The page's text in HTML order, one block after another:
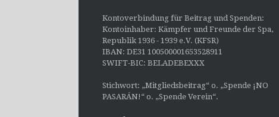
Kontoverbindung für Beitrag und Spenden:
Kontoinhaber: Kämpfer und Freunde der Spa,
Republik 1936 - 1939 e.V. (KFSR)
IBAN: DE31 100500001653528911
SWIFT-BIC: BELADEBEXXX
Stichwort: „Mitgliedsbeitrag“ o. „Spende ¡NO
PASARÁN!“ o. „Spende Verein“.